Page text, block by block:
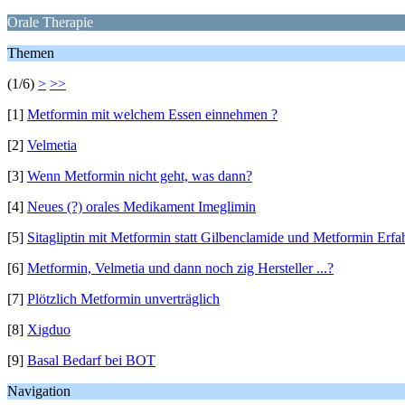
Orale Therapie
Themen
(1/6) > >>
[1] Metformin mit welchem Essen einnehmen ?
[2] Velmetia
[3] Wenn Metformin nicht geht, was dann?
[4] Neues (?) orales Medikament Imeglimin
[5] Sitagliptin mit Metformin statt Gilbenclamide und Metformin
[6] Metformin, Velmetia und dann noch zig Hersteller ...?
[7] Plötzlich Metformin unverträglich
[8] Xigduo
[9] Basal Bedarf bei BOT
Navigation